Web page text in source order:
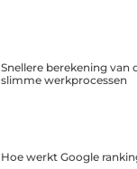
Snellere berekening van
slimme werkprocessen
Hoe werkt Google